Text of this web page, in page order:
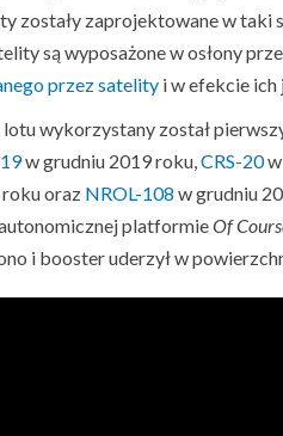
zostały zaprojektowane w taki
są wyposażone w osłony
przez satelity i w efekcie ich
wykorzystany został
w grudniu 2019 roku,CRS-20w
oraz NROL-108 w grudniu
platformieOf
i booster uderzył w